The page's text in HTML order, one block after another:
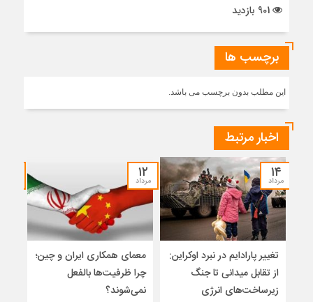
برچسب ها
این مطلب بدون برچسب می باشد.
اخبار مرتبط
۱۴
مرداد
تغییر پارادایم در نبرد اوکراین:
از تقابل میدانی تا جنگ
زیرساخت‌های انرژی
۱۲
مرداد
معمای همکاری ایران و چین؛
چرا ظرفیت‌ها بالفعل
نمی‌شوند؟